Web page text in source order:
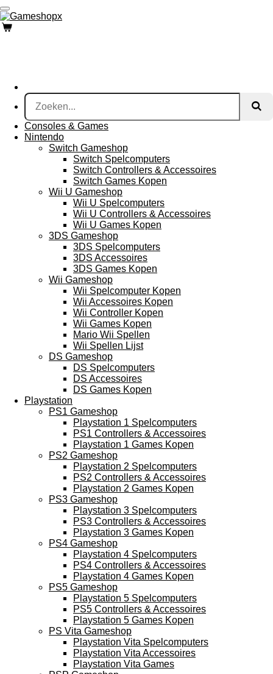
Ga
direct
naar
Consoles & Games
Nintendo
Switch Gameshop
Switch Spelcomputers
Switch Controllers & Accessoires
Switch Games Kopen
Wii U Gameshop
Wii U Spelcomputers
Wii U Controllers & Accessoires
Wii U Games Kopen
3DS Gameshop
3DS Spelcomputers
3DS Accessoires
3DS Games Kopen
Wii Gameshop
Wii Spelcomputer Kopen
Wii Accessoires Kopen
Wii Controller Kopen
Wii Games Kopen
Mario Wii Spellen
Wii Spellen Lijst
DS Gameshop
DS Spelcomputers
DS Accessoires
DS Games Kopen
Playstation
PS1 Gameshop
Playstation 1 Spelcomputers
PS1 Controllers & Accessoires
Playstation 1 Games Kopen
PS2 Gameshop
Playstation 2 Spelcomputers
PS2 Controllers & Accessoires
Playstation 2 Games Kopen
PS3 Gameshop
Playstation 3 Spelcomputers
PS3 Controllers & Accessoires
Playstation 3 Games Kopen
PS4 Gameshop
Playstation 4 Spelcomputers
PS4 Controllers & Accessoires
Playstation 4 Games Kopen
PS5 Gameshop
Playstation 5 Spelcomputers
PS5 Controllers & Accessoires
Playstation 5 Games Kopen
PS Vita Gameshop
Playstation Vita Spelcomputers
Playstation Vita Accessoires
Playstation Vita Games